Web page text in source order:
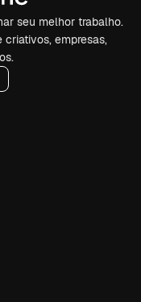
seu melhor trabalho.
criativos, empresas,